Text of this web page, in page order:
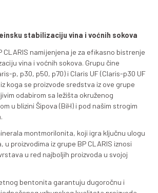
natrijumski bentoniti
efikasnosti za primjenu u
stabilizaciju vina i voćnih
BP CLARIS namijenjena je za
(Claris-p, p30, p50, p70) i Claris UF